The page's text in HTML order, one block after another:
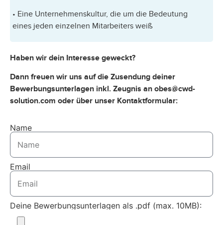
• Eine Unternehmenskultur, die um die Bedeutung
eines jeden einzelnen Mitarbeiters weiß
Haben wir dein Interesse geweckt?
Dann freuen wir uns auf die Zusendung deiner
Bewerbungsunterlagen inkl. Zeugnis an obes@cwd-
solution.com oder über unser Kontaktformular:
Name
Email
Deine Bewerbungsunterlagen als .pdf (max. 10MB):